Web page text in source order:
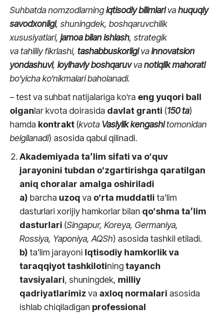
Suhbatda nomzodlarningiqtisodiy bilimlarivahuquqiy
savodxonligi, shuningdek, boshqaruvchilik
xususiyatlari, jamoa bilan ishlash, strategik
va tahliliy fikrlashi, tashabbuskorligivainnovatsion
yondashuvi, loyihaviy boshqaruvvanotiqlik mahorati
bo‘yicha ko‘nikmalari baholanadi.
– test va suhbat natijalariga ko‘ra eng yuqori ball
olganlar kvota doirasida davlat granti (150ta)
hamda kontrakt (kvota Vasiylik kengashitomonidan
belgilanadi) asosida qabul qilinadi.
Akademiyada ta’lim sifati va o‘quv
jarayonini tubdan o‘zgartirishga qaratilgan
aniq choralar amalga oshiriladi
a) barcha uzoq va o‘rta muddatli ta’lim
dasturlari xorijiy hamkorlar bilan qo‘shma ta’lim
dasturlari (Singapur, Koreya, Germaniya,
Rossiya, Yaponiya, AQSh) asosida tashkil etiladi.
b) ta’lim jarayoni Iqtisodiy hamkorlik va
taraqqiyot tashkilotiningtayanch
tavsiyalari, shuningdek, milliy
qadriyatlarimiz va axloq normalari asosida
ishlab chiqiladigan professional